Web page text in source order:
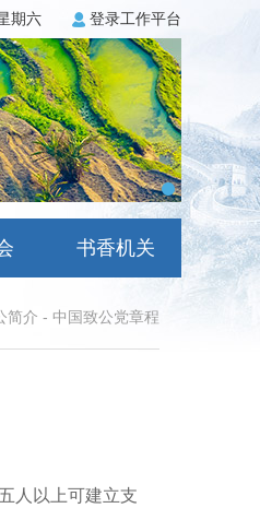
期六 登录工作平台
书香机关
简介 - 中国致公党章程
人以上可建立支